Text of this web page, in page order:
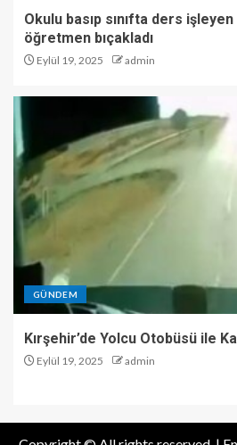
Okulu basıp sınıfta ders işleyen
öğretmen bıçakladı
Eylül 19, 2025 admin
GÜNDEM
Kırşehir’de Yolcu Otobüsü ile
Eylül 19, 2025 admin